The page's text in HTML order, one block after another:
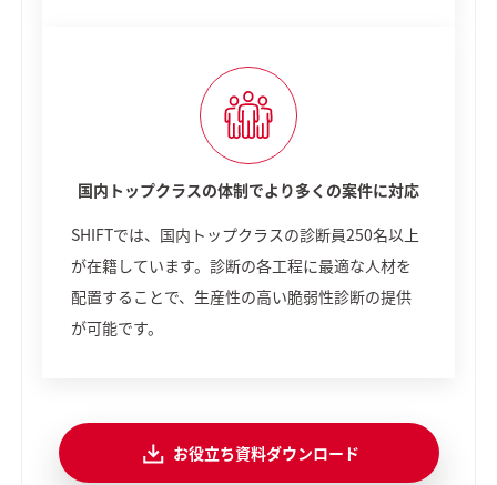
国内トップクラスの体制でより多くの案件に対応
SHIFTでは、国内トップクラスの診断員250名以上
が在籍しています。診断の各工程に最適な人材を
配置することで、生産性の高い脆弱性診断の提供
が可能です。
お役立ち資料ダウンロード